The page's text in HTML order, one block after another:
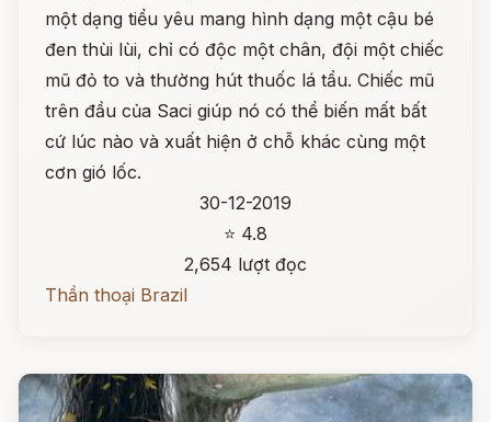
một dạng tiểu yêu mang hình dạng một cậu bé
đen thùi lùi, chỉ có độc một chân, đội một chiếc
mũ đỏ to và thường hút thuốc lá tẩu. Chiếc mũ
trên đầu của Saci giúp nó có thể biến mất bất
cứ lúc nào và xuất hiện ở chỗ khác cùng một
cơn gió lốc.
30-12-2019
⭐ 4.8
2,654 lượt đọc
Thần thoại Brazil